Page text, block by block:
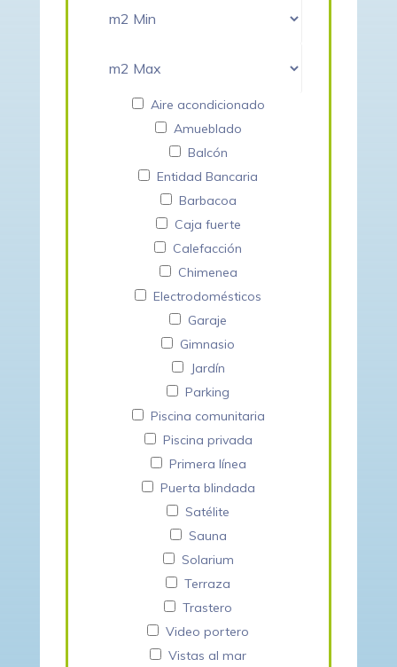
Aire acondicionado
Amueblado
Balcón
Entidad Bancaria
Barbacoa
Caja fuerte
Calefacción
Chimenea
Electrodomésticos
Garaje
Gimnasio
Jardín
Parking
Piscina comunitaria
Piscina privada
Primera línea
Puerta blindada
Satélite
Sauna
Solarium
Terraza
Trastero
Video portero
Vistas al mar